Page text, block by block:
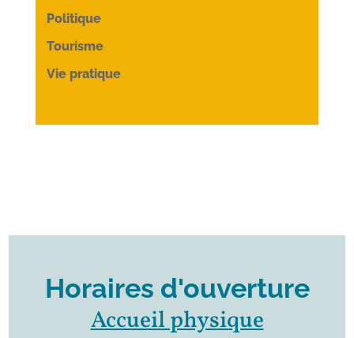
Politique
Tourisme
Vie pratique
Horaires d'ouverture
Accueil physique